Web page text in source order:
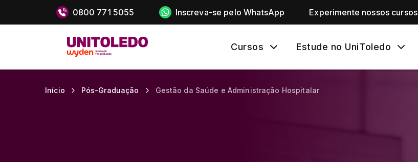
0800 771 5055 Inscreva-se pelo WhatsApp Experimente nossos cursos
Cursos Estude no UniToledo
Início Pós-Graduação Gestão da Saúde e Administração Hospitalar